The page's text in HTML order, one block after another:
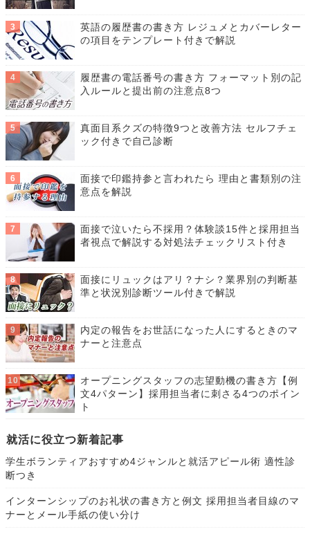
英語の履歴書の書き方 レジュメとカバーレター
の項目をテンプレート付きで解説
履歴書の電話番号の書き方 フォーマット別の記
入ルールと提出前の注意点8つ
真面目系クズの特徴9つと改善方法 セルフチェ
ック付きで自己診断
面接で印鑑持参と言われたら 理由と書類別の注
意点を解説
面接で泣いたら不採用？体験談15件と採用担当
者視点で解説する対処法チェックリスト付き
面接にリュックはアリ？ナシ？業界別の判断基
準と状況別診断ツール付きで解説
内定の報告をお世話になった人にするときのマ
ナーと注意点
オープニングスタッフの志望動機の書き方【例
文4パターン】採用担当者に刺さる4つのポイン
ト
就活に役立つ新着記事
学生ボランティアおすすめ4ジャンルと就活アピール術 適性診
断つき
インターンシップのお礼状の書き方と例文 採用担当者目線のマ
ナーとメール手紙の使い分け